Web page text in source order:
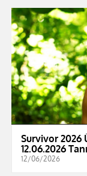
Survivor 2026
12.06.2026
12/06/2026